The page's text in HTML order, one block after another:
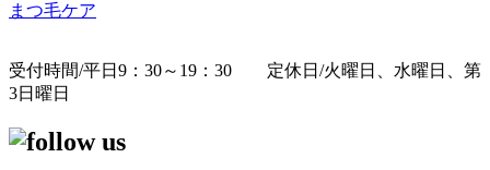
まつ毛ケア
受付時間/平日9：30～19：30 定休日/火曜日、水曜日、第
3日曜日